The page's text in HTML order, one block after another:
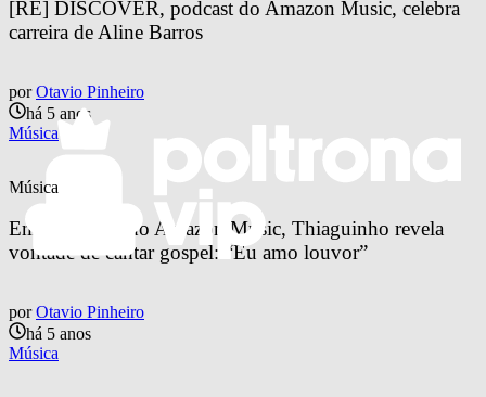
[RE] DISCOVER, podcast do Amazon Music, celebra
carreira de Aline Barros
por Otavio Pinheiro
há 5 anos
Música
Música
Em programa do Amazon Music, Thiaguinho revela
vontade de cantar gospel: “Eu amo louvor”
por Otavio Pinheiro
há 5 anos
Música